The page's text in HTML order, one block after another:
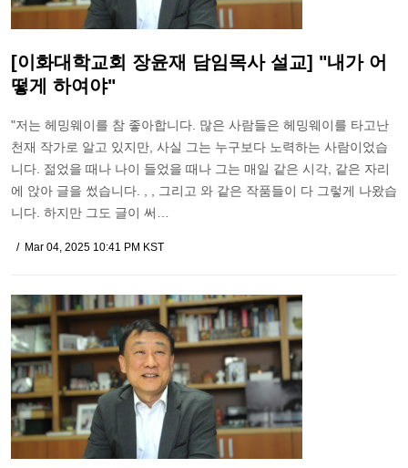
[이화대학교회 장윤재 담임목사 설교] "내가 어
떻게 하여야"
"저는 헤밍웨이를 참 좋아합니다. 많은 사람들은 헤밍웨이를 타고난
천재 작가로 알고 있지만, 사실 그는 누구보다 노력하는 사람이었습
니다. 젊었을 때나 나이 들었을 때나 그는 매일 같은 시각, 같은 자리
에 앉아 글을 썼습니다. , , 그리고 와 같은 작품들이 다 그렇게 나왔습
니다. 하지만 그도 글이 써…
Mar 04, 2025 10:41 PM KST